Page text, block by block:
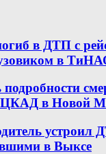
в ДТП с
в
ЦКАД в Новой
устроил
в Выксе